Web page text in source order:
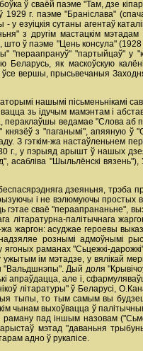
ў сваёй паэме "Там, дзе
г. паэме "Браніслава"
езуіцкія сутаны агентаў
з другім мастацкім
ў паэме "Цень консула"
"пераапрануў" "партыйцаў"
як маскоўскую
вершы, прысьвечаныя
нашымі пісьменьнікамі
зь ідучым мамэнтам i
ведамае "Слова аб
з "паганымі", апяяную
З гэткім-жа настаўленьнем
г., у пэрыяд арышт ў нашых
"Шыльлёнскі
дзеяньня,
i не вэлюмуючы простых
сваё "пераапрананьне",
палітычнага
жаргон: асуджае героевы
рознымі адмоўнымі
раманах "Сьцежкі-
ім мэтадзе, у вялікай
Дый доля
але і,
літаратуры" ў Беларусі,
тыпы, то тым самым вы
выхоўвацца ў
пад іншым назовам
мэтад "даваньня
адно ў рукапісе.